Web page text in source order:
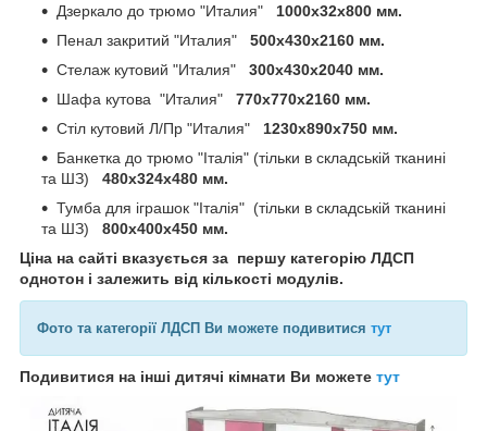
Дзеркало до трюмо "Италия" 1000х32х800 мм.
Пенал закритий "Италия" 500х430х2160 мм.
Стелаж кутовий "Италия" 300х430х2040 мм.
Шафа кутова "Италия" 770х770х2160 мм.
Стіл кутовий Л/Пр "Италия" 1230х890х750 мм.
Банкетка до трюмо "Італія" (тільки в складській тканині
та ШЗ)
480х324х480 мм.
Тумба для іграшок "Італія" (тільки в складській тканині
та ШЗ)
800х400х450 мм.
Ціна на сайті вказується за першу категорію ЛДСП
однотон і залежить від кількості модулів.
Фото та категорії ЛДСП Ви можете подивитися тут
Подивитися на інші дитячі кімнати Ви можете тут